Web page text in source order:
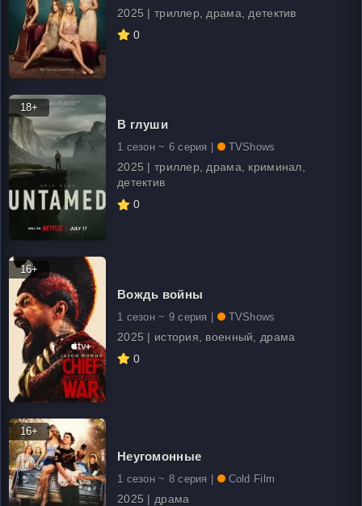
2025 | триллер, драма, детектив
0
18+
В глуши
1 сезон ~ 6 серия | TVShows
2025 | триллер, драма, криминал,
детектив
0
16+
Вождь войны
1 сезон ~ 9 серия | TVShows
2025 | история, военный, драма
0
16+
Неугомонные
1 сезон ~ 8 серия | Cold Film
2025 | драма